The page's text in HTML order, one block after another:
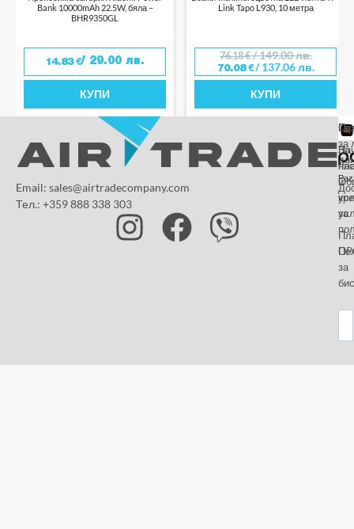
Bank 10000mAh 22.5W, бяла –
BHR9350GL
14.83€/ 29.00 лв.
КУПИ
Link Tapo L930, 10 метра
76.18€/ 149.00 лв.
70.08€/ 137.06 лв.
КУПИ
Email: sales@airtradecompany.com
Тел.: +359 888 338 303
За
нас
и
за
за
за